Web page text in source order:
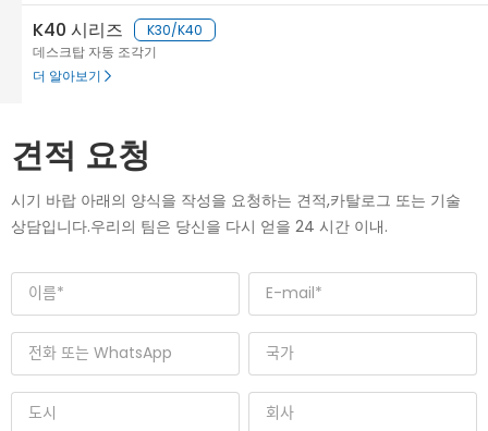
K40 시리즈
K30/K40
데스크탑 자동 조각기
더 알아보기
견적 요청
시기 바랍 아래의 양식을 작성을 요청하는 견적,카탈로그 또는 기술
상담입니다.우리의 팀은 당신을 다시 얻을 24 시간 이내.